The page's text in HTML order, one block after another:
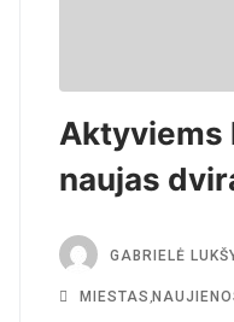
Aktyviems
naujas
GABRIELĖ
MIESTAS ,